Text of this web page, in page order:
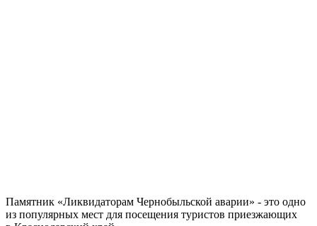
Памятник «Ликвидаторам Чернобыльской аварии» - это одно
из популярных мест для посещения туристов приезжающих